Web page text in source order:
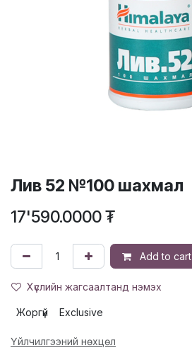
Лив 52 №100 шахмал
17'590.0000₮
Add to cart
Хүслийн жагсаалтанд нэмэх
Жоргүй Exclusive
Үйлчилгээний нөхцөл